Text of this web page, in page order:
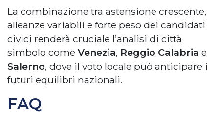
La combinazione tra astensione crescente,
alleanze variabili e forte peso dei candidati
civici renderà cruciale l’analisi di città
simbolo come Venezia, Reggio Calabria e
Salerno, dove il voto locale può anticipare i
futuri equilibri nazionali.
FAQ